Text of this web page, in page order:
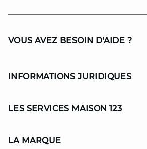
VOUS AVEZ BESOIN D'AIDE ?
INFORMATIONS JURIDIQUES
LES SERVICES MAISON 123
LA MARQUE